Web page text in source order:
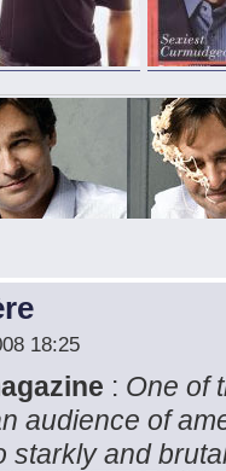
18:25
: One of
audience of
starkly and